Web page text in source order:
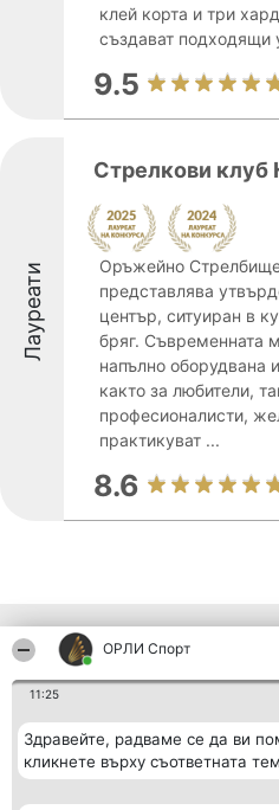
ОРЛИ Спорт
11:25
Здравейте, радваме се да ви
кликнете върху съответната
клей корта и три
създават подходящи
9.5
Лауреати
Стрелкови клуб
Оръжейно
представлява
център, ситуиран в
бряг. Съвременната
напълно оборудвана
както за любители,
професионалисти,
практикуват ...
8.6
Други фирми от
Организатор на
класиране
Beautiful Company S.R.L.
BulevardulAleea Timișul De
Списък
всички